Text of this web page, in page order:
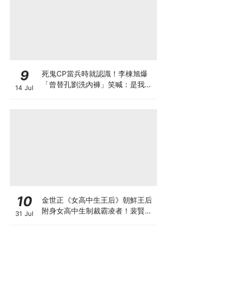
9
14 Jul
死鬼CP當兵時就認識！李棟旭爆
「曾替孔劉洗內褲」笑喊：是我把
10
31 Jul
金世正《女高中生王后》朝鮮王后
附身女高中生制裁霸凌者！裴賢聖.